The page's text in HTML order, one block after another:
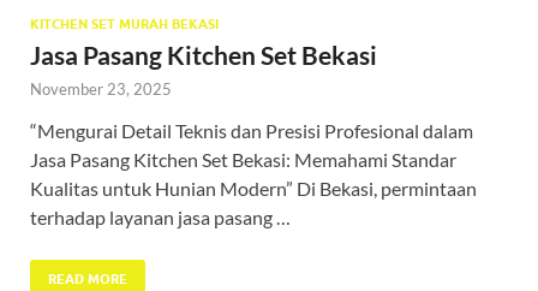
KITCHEN SET MURAH BEKASI
Jasa Pasang Kitchen Set Bekasi
November 23, 2025
“Mengurai Detail Teknis dan Presisi Profesional dalam
Jasa Pasang Kitchen Set Bekasi: Memahami Standar
Kualitas untuk Hunian Modern” Di Bekasi, permintaan
terhadap layanan jasa pasang …
READ MORE